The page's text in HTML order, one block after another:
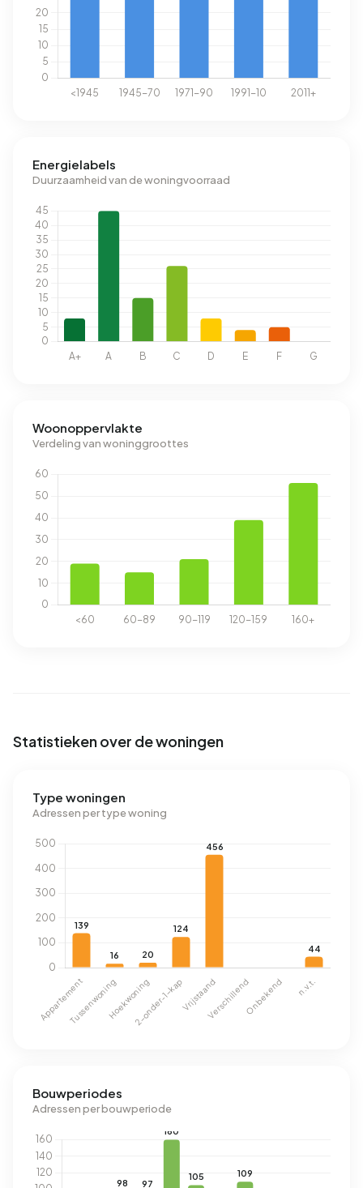
Energielabels
Duurzaamheid van de woningvoorraad
Woonoppervlakte
Verdeling van woninggroottes
Statistieken over de woningen
Type woningen
Adressen per type woning
Bouwperiodes
Adressen per bouwperiode